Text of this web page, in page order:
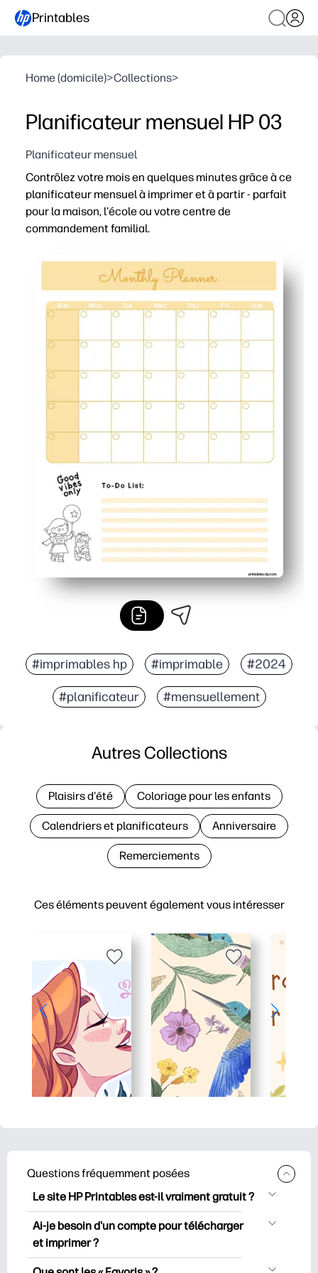
Printables
Home (domicile)>Collections>
Planificateur mensuel HP 03
Planificateur mensuel
Contrôlez votre mois en quelques minutes grâce à ce
planificateur mensuel à imprimer et à partir - parfait
pour la maison, l'école ou votre centre de
commandement familial.
Prêt en un clin d'air - imprimez et commencez à
Non daté et réutilisable - commencez n'importe quel
Aménagement spacieux - de grandes boîtes
Conforme à la famille et à la classe - affichez sur le
#imprimables hp #imprimable #2024
#planificateur #mensuellement
Ces éléments peuvent également vous intéresser
Autres Collections
Plaisirs d'été Coloriage pour les enfants
Calendriers et planificateurs Anniversaire
Remerciements
Questions fréquemment posées
Le site HP Printables est-il vraiment gratuit ?
HP Printables propose plus de 2500
documents imprimables gratuits à
télécharger et à imprimer. Découvrez
Ai-je besoin d'un compte pour télécharger
et imprimer ?
Vous pouvez explorer et imprimer sans